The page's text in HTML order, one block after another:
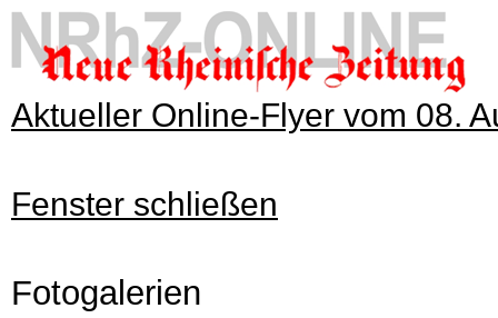
Aktueller Online-Flyer vom 08.
Fenster schließen
Fotogalerien